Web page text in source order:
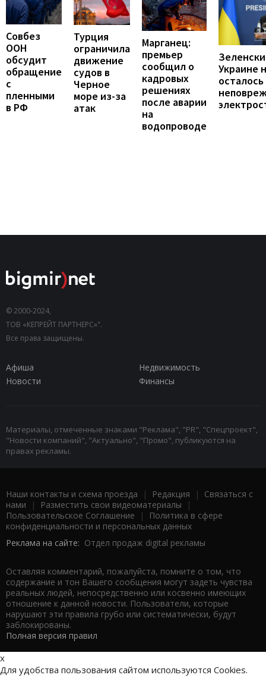
Совбез
ООН
обсудит
обращение
с
пленными
в РФ
Турция
ограничила
движение
судов в
Черное
море из-за
атак
Марганец:
премьер
сообщил о
кадровых
решениях
после аварии
на
водопроводе
Украине
осталось
© 2000-2024,
ТОВ «КЕПРЕЙТ ПАРТНЕРС»".
Все права защищены.
Афиша
Недвижимость
Новости
Финансы
Материалы, отмеченные знаками "Реклама", "PR", "Спецпроект",
"Новости компаний", "Актуально", "Промо", публикуются на
правах рекламы.
Наши контакты и схема проезда | Редакция | Связаться с
нами | Разместить свои видеоматериалы |
Пользовательское Соглашение |
Политика в сфере
конфиденциальности и персональных данных
Реклама на сайте: Отдел продаж digital рекламы
Оставляя комментарий, пожалуйста, помните о том, что
содержание и тон Вашего сообщения могут задеть чувства
реальных людей, непосредственно или косвенно имеющих
отношение к данной новости. Пользователи, которые
нарушают эти правила грубо или систематически, будут
заблокированы.
Полная версия правил
x
Для удобства пользования сайтом используются Cookies.